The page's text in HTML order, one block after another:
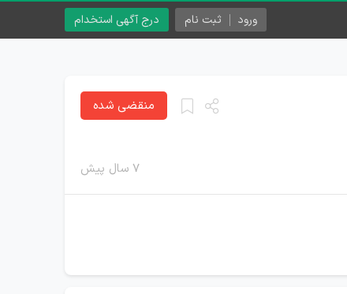
درج آگهی استخدام ورود ثبت نام
۷ سال پیش
منقضی شده